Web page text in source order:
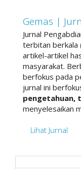
Gemas |
Jurnal
terbitan berkala
artikel-artikel
masyarakat.
berfokus pada
jurnal ini
pengetahuan,
menyelesaikan
Lihat Jurnal